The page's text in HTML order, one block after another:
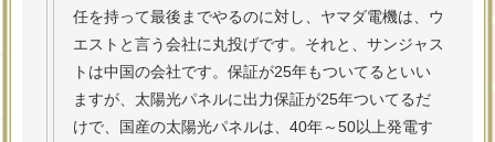
任を持って最後までやるのに対し、ヤマダ電機は、ウ
エストと言う会社に丸投げです。それと、サンジャス
トは中国の会社です。保証が25年もついてるといい
ますが、太陽光パネルに出力保証が25年ついてるだ
けで、国産の太陽光パネルは、40年～50以上発電す